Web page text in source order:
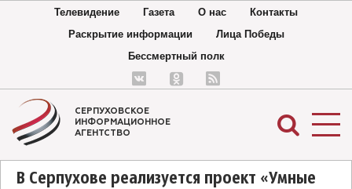
Телевидение Газета О нас
Контакты
Раскрытие информации
Лица Победы
Бессмертный полк
СЕРПУХОВСКОЕ
ИНФОРМАЦИОННОЕ
АГЕНТСТВО
В Серпухове реализуется проект «Умные